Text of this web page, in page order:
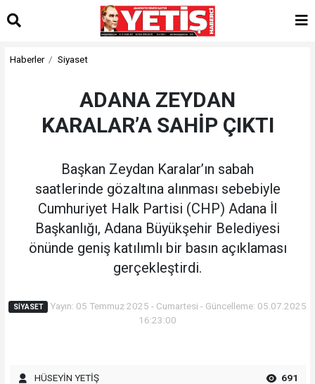
Haberler Siyaset
ADANA ZEYDAN
KARALAR’A SAHİP ÇIKTI
Başkan Zeydan Karalar’ın sabah
saatlerinde gözaltına alınması sebebiyle
Cumhuriyet Halk Partisi (CHP) Adana İl
Başkanlığı, Adana Büyükşehir Belediyesi
önünde geniş katılımlı bir basın açıklaması
gerçekleştirdi.
SIYASET
Yayın: 05 Temmuz 2025 - Cumartesi - Güncelleme: 05.07.2025
16:23:00
HÜSEYİN YETİŞ 691